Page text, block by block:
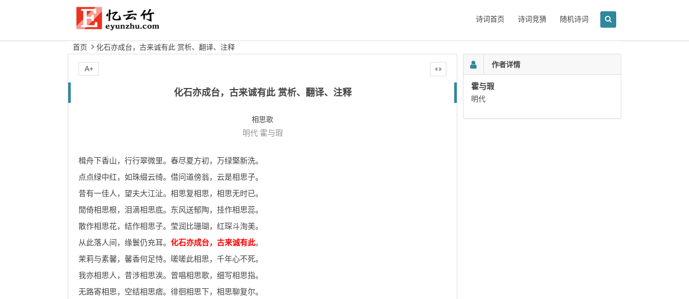
诗词首页 诗词竞猜 随机诗词
首页 化石亦成台，古来诚有此 赏析、翻译、注释
化石亦成台，古来诚有此 赏析、翻译、注释
相思歌
明代 霍与瑕
楫舟下香山，行行翠微里。春尽夏方初，万绿檠新洗。
点点绿中红，如珠缀云绮。借问道傍翁，云是相思子。
昔有一佳人，望夫大江沚。相思复相思，相思无时已。
閒倚相思根，泪滴相思底。东风送郁陶，挂作相思蕊。
散作相思花，结作相思子。莹润比珊瑚，红琛斗洵美。
从此落人间，缘鬟仍充耳。 化石亦成台，古来诚有此。
茉莉与素馨，馨香何足恃。嗟嗟此相思，千年心不死。
我亦相思人，昔涉相思涘。曾唱相思歌，细写相思指。
无路寄相思，空结相思痞。徘徊相思下，相思聊复尔。
A+ 作者详情
霍与瑕
明代